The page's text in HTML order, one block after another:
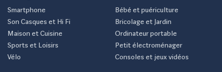
Smartphone
Son Casques et Hi Fi
Maison et Cuisine
Sports et Loisirs
Vélo
Bébé et puériculture
Bricolage et Jardin
Ordinateur portable
Petit électroménager
Consoles et jeux vidéos